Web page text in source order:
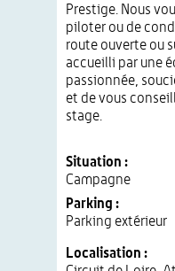
Situation :
Campagne
Parking :
Parking extérieur
Localisation :
Prestige. Nous
piloter ou de
route ouverte ou
accueilli par une
passionnée,
et de vous
stage.